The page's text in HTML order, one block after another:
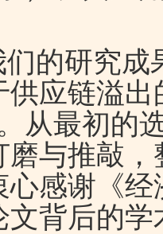
的研究成
应链溢出
从最初的
磨与推敲
心感谢《
文背后的学